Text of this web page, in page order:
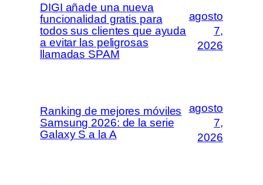
DIGI añade una nueva
funcionalidad gratis para
todos sus clientes que ayuda
a evitar las peligrosas
llamadas SPAM
agosto
7,
2026
Ranking de mejores móviles
Samsung 2026: de la serie
Galaxy S a la A
agosto
7,
2026